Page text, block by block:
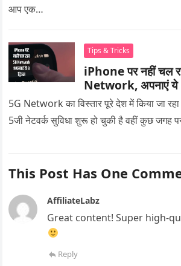
आप एक…
Tips & Tricks
iPhone पर नहीं चल
Network, अपनाएं ये
5G Network का विस्तार पूरे देश में किया जा
5जी नेटवर्क सुविधा शुरू हो चुकी है वहीं कुछ जगह
This Post Has One
AffiliateLabz
Great content! Super high-
Reply